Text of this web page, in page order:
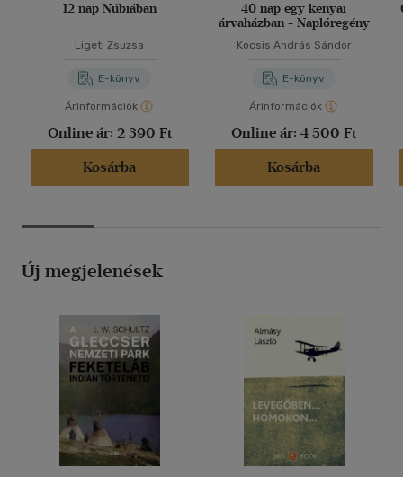
12 nap Núbiában
Ligeti Zsuzsa
E-könyv
Árinformációk
Online ár: 2 390 Ft
Kosárba
40 nap egy kenyai
árvaházban - Naplóregény
Kocsis András Sándor
E-könyv
Árinformációk
Online ár: 4 500 Ft
Kosárba
Új megjelenések